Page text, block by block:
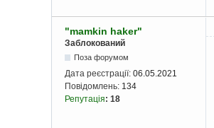
"mamkin haker"
Заблокований
Поза форумом
Дата реєстрації: 06.05.2021
Повідомлень: 134
Репутація: 18